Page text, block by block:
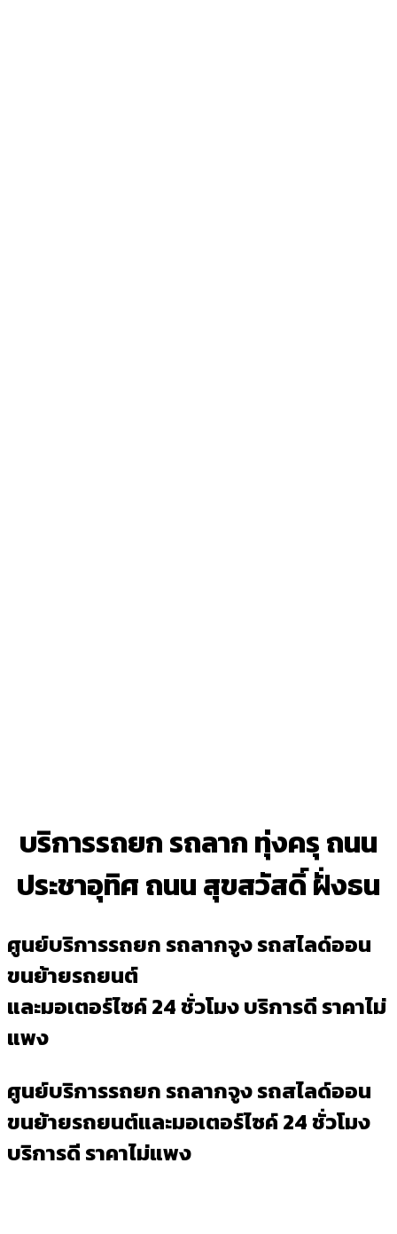
บริการรถยก รถลาก ทุ่งครุ ถนน
ประชาอุทิศ ถนน สุขสวัสดิ์ ฝั่งธน
ศูนย์บริการรถยก รถลากจูง รถสไลด์ออน
ขนย้ายรถยนต์
และมอเตอร์ไซค์ 24 ชั่วโมง บริการดี ราคาไม่
แพง
ศูนย์บริการรถยก รถลากจูง รถสไลด์ออน
ขนย้ายรถยนต์และมอเตอร์ไซค์ 24 ชั่วโมง
บริการดี ราคาไม่แพง